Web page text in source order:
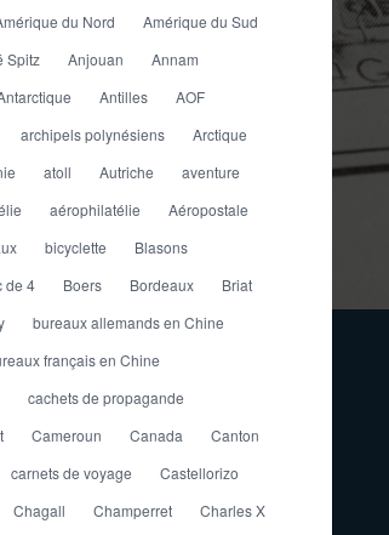
du Nord
Amérique du Sud
Spitz Anjouan
Annam
Antilles
AOF
archipels polynésiens
Arctique
atoll Autriche
aventure
aérophilatélie
Aéropostale
bicyclette
Blasons
de 4 Boers Bordeaux
Briat
bureaux allemands en Chine
français en Chine
cachets de propagande
Cameroun Canada
Canton
carnets de voyage
Castellorizo
Chagall Champerret
Charles X